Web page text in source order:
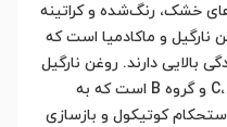
خشک، رنگ‌شده و کراتینه
نارگیل و ماکادمیا است که
بالایی دارند. روغن نارگیل
سرشار از پروتئین و ویتامین‌های C، E و گروه B است که به
کوتیکول و بازسازی